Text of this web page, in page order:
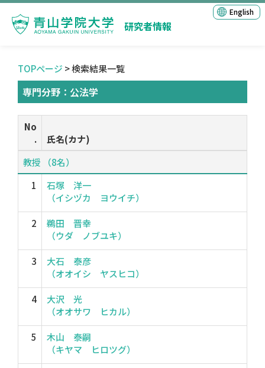
研究者情報
English
TOPページ > 検索結果一覧
専門分野：公法学
No
.
氏名(カナ)
教授 （8名）
1
石塚 洋一
（イシヅカ ヨウイチ）
2
鵜田 晋幸
（ウダ ノブユキ）
3
大石 泰彦
（オオイシ ヤスヒコ）
4
大沢 光
（オオサワ ヒカル）
5
木山 泰嗣
（キヤマ ヒロツグ）